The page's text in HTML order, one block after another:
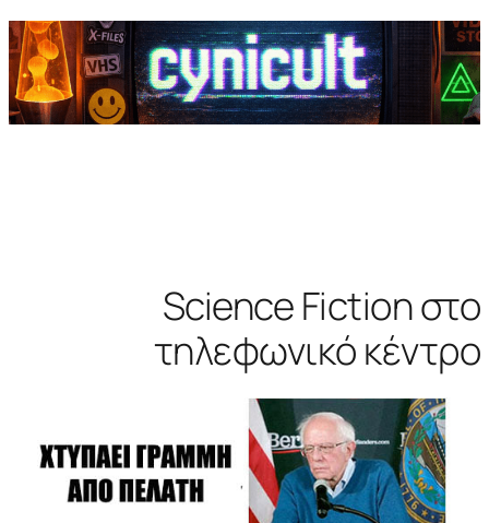
Science Fiction στο
τηλεφωνικό κέντρο